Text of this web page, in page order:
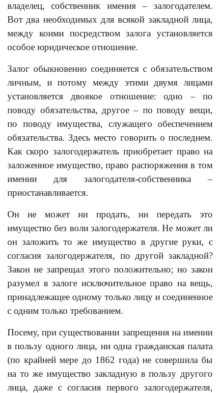
владелец, собственник имения – залогодателем.
Вот два необходимых для всякой закладной лица,
между коими посредством залога установляется
особое юридическое отношение.
Залог обыкновенно соединяется с обязательством
личным, и потому между этими двумя лицами
установляется двоякое отношение: одно – по
поводу обязательства, другое – по поводу вещи,
по поводу имущества, служащего обеспечением
обязательства. Здесь место говорить о последнем.
Как скоро залогодержатель приобретает право на
заложенное имущество, право распоряжения в том
имении для залогодателя-собственника –
приостанавливается.
Он не может ни продать, ни передать это
имущество без воли залогодержателя. Не может ли
он заложить то же имущество в другие руки, с
согласия залогодержателя, по другой закладной?
Закон не запрещал этого положительно; но закон
разумел в залоге исключительное право на вещь,
принадлежащее одному только лицу и соединенное
с одним только требованием.
Посему, при существовании запрещения на имении
в пользу одного лица, ни одна гражданская палата
(по крайней мере до 1862 года) не совершила бы
на то же имущество закладную в пользу другого
лица, даже с согласия первого залогодержателя,